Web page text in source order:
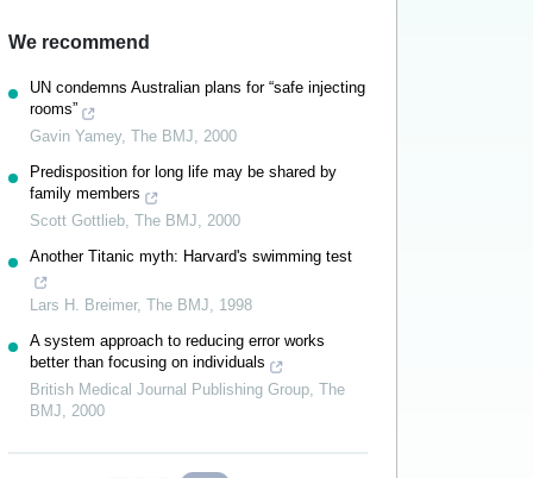
We recommend
UN condemns Australian plans for “safe injecting
rooms”
Gavin Yamey, The BMJ, 2000
Predisposition for long life may be shared by
family members
Scott Gottlieb, The BMJ, 2000
Another Titanic myth: Harvard's swimming test
Lars H. Breimer, The BMJ, 1998
A system approach to reducing error works
better than focusing on individuals
British Medical Journal Publishing Group, The
BMJ, 2000